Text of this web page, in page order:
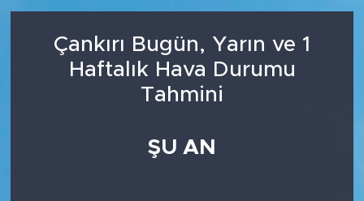
Çankırı Bugün, Yarın ve 1
Haftalık Hava Durumu
Tahmini
ŞU AN